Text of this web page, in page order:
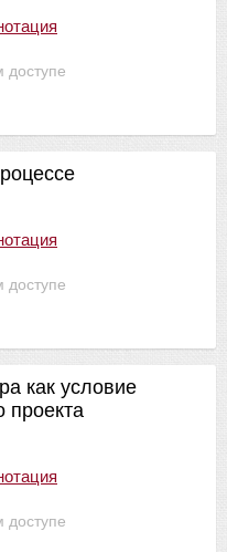
доступе
доступе
доступе
как условие
проекта